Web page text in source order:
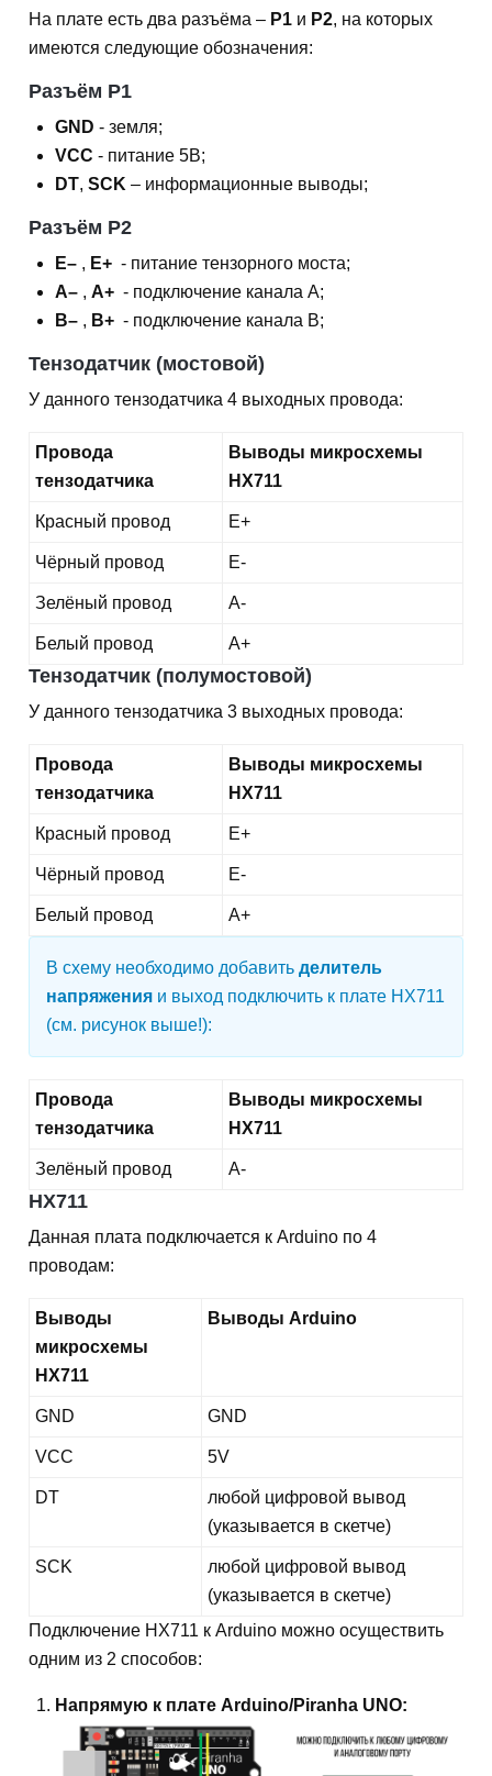
На плате есть два разъёма – P1 и P2, на которых
имеются следующие обозначения:
Разъём P1
GND - земля;
VCC - питание 5В;
DT, SCK – информационные выводы;
Разъём P2
E– , E+ - питание тензорного моста;
A– , A+ - подключение канала А;
В– , В+ - подключение канала В;
Тензодатчик (мостовой)
У данного тензодатчика 4 выходных провода:
Провода
тензодатчика
Выводы микросхемы
HX711
Красный провод E+
Чёрный провод E-
Зелёный провод A-
Белый провод A+
Тензодатчик (полумостовой)
У данного тензодатчика 3 выходных провода:
Провода
тензодатчика
Выводы микросхемы
HX711
Красный провод E+
Чёрный провод E-
Белый провод A+
В схему необходимо добавить делитель
напряжения и выход подключить к плате HX711
(см. рисунок выше!):
Провода
тензодатчика
Выводы микросхемы
HX711
Зелёный провод A-
HX711
Данная плата подключается к Arduino по 4
проводам:
Выводы
микросхемы
HX711
Выводы Arduino
GND GND
VCC 5V
DT
любой цифровой вывод
(указывается в скетче)
SCK
любой цифровой вывод
(указывается в скетче)
Подключение HX711 к Arduino можно осуществить
одним из 2 способов:
Напрямую к плате Arduino/Piranha UNO: